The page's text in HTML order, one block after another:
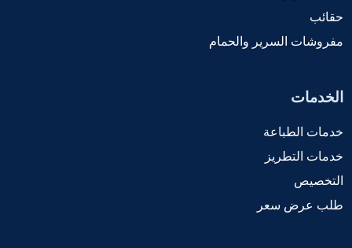
حقائب
مفروشات السرير والحمام
الخدمات
خدمات الطباعة
خدمات التطريز
التخصيص
طلب عرض سعر